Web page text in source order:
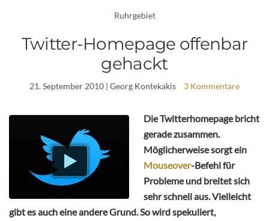
Ruhrgebiet
Twitter-Homepage offenbar
gehackt
21. September 2010 | Georg Kontekakis 3 Kommentare
Die Twitterhomepage bricht
gerade zusammen.
Möglicherweise sorgt ein
Mouseover-Befehl für
Probleme und breitet sich
sehr schnell aus. Vielleicht
gibt es auch eine andere Grund. So wird spekuliert,